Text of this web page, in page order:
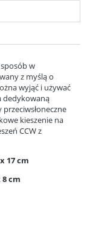
w
z myślą o
wyjąć i używać
dedykowaną
kieszenie na
CCW z
17 cm
cm